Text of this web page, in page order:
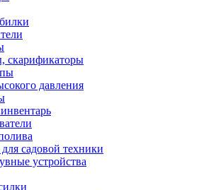
скарификаторы
давления
садовой техники
устройства